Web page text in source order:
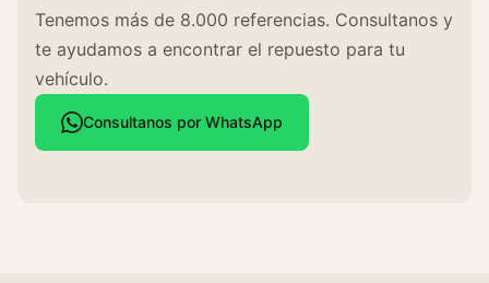
Tenemos más de 8.000 referencias. Consultanos y
te ayudamos a encontrar el repuesto para tu
vehículo.
Consultanos por WhatsApp